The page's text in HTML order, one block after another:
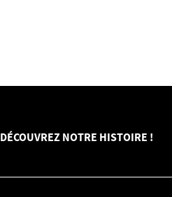
DÉCOUVREZ NOTRE HISTOIRE !